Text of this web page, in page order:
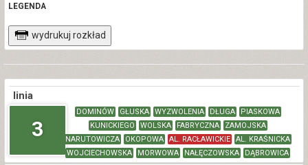
LEGENDA
wydrukuj rozkład
linia
3
DOMINÓW GŁUSKA WYZWOLENIA DŁUGA
PIASKOWA
KUNICKIEGO
WOLSKA FABRYCZNA
ZAMOJSKA
NARUTOWICZA
OKOPOWA AL. RACŁAWICKIE
AL. KRAŚNICKA
WOJCIECHOWSKA
MORWOWA NAŁĘCZOWSKA DĄBROWICA